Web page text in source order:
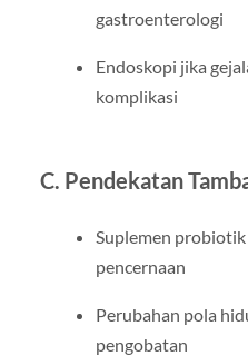
gastroenterologi
Endoskopi jika
komplikasi
C. Pendekatan
Suplemen
pencernaan
Perubahan pola
pengobatan